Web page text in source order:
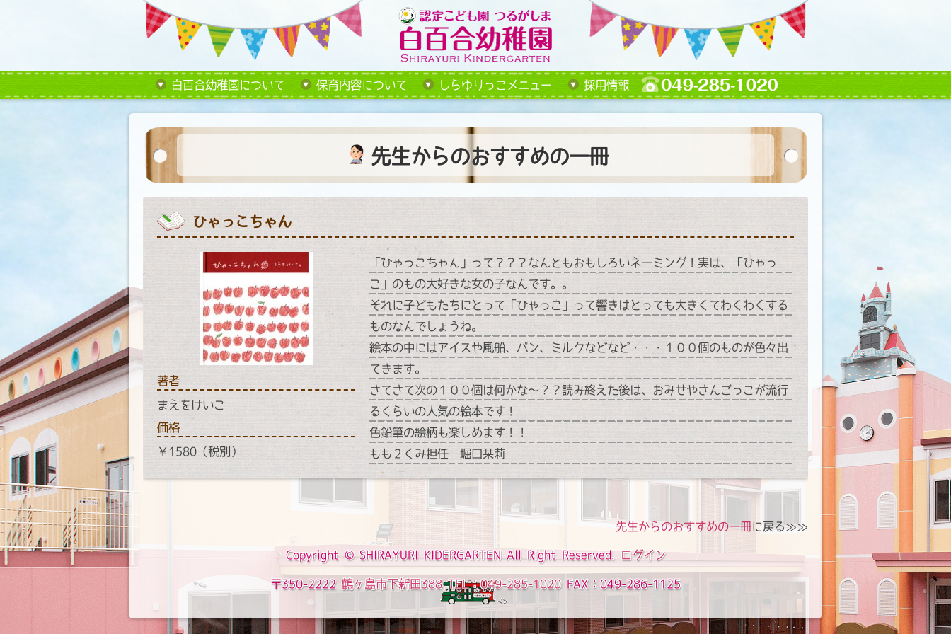
白百合幼稚園について 保育内容について しらゆりっこメニュー 採用情報
先生からのおすすめの一冊
ひゃっこちゃん
著者
まえをけいこ
価格
￥1580（税別）
「ひゃっこちゃん」って？？？なんともおもしろいネーミング！実は、「ひゃっ
こ」のもの大好きな女の子なんです。。
それに子どもたちにとって「ひゃっこ」って響きはとっても大きくてわくわくする
ものなんでしょうね。
絵本の中にはアイスや風船、パン、ミルクなどなど・・・１００個のものが色々出
てきます。
さてさて次の１００個は何かな～？？読み終えた後は、おみせやさんごっこが流行
るくらいの人気の絵本です！
色鉛筆の絵柄も楽しめます！！
もも２くみ担任 堀口栞莉
先生からのおすすめの一冊に戻る≫≫
Copyright © SHIRAYURI KIDERGARTEN All Right Reserved. ログイン
〒350-2222 鶴ヶ島市下新田388 TEL：049-285-1020 FAX：049-286-1125